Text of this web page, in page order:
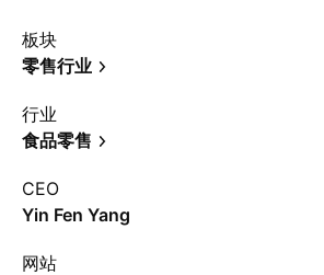
板块
零售行业
行业
食品零售
CEO
Yin Fen Yang
网站